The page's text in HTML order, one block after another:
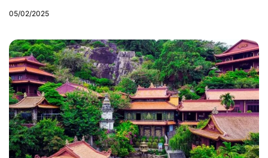
05/02/2025